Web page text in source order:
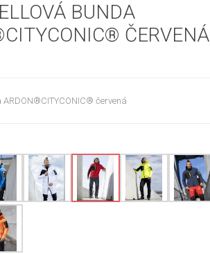
BUNDA
ČERVENÁ
červená